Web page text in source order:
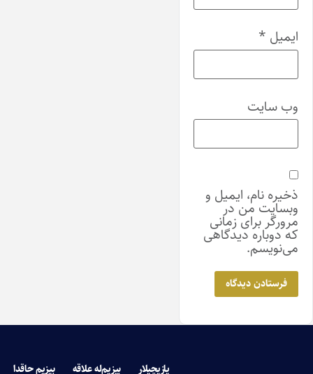
ایمیل *
وب‌ سایت
ذخیره نام، ایمیل و
وبسایت من در
مرورگر برای زمانی
که دوباره دیدگاهی
می‌نویسم.
یازیچیلار بیزیم‌له علاقه بیزیم حاقدا